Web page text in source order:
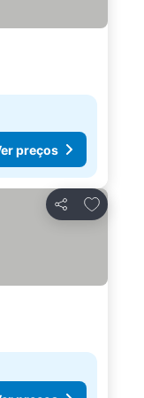
preços
Partilhar